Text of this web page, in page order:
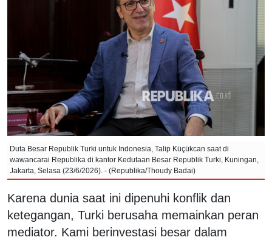
Duta Besar Republik Turki untuk Indonesia, Talip Küçükcan saat di
wawancarai Republika di kantor Kedutaan Besar Republik Turki, Kuningan,
Jakarta, Selasa (23/6/2026). - (Republika/Thoudy Badai)
Karena dunia saat ini dipenuhi konflik dan
ketegangan, Turki berusaha memainkan peran
mediator. Kami berinvestasi besar dalam